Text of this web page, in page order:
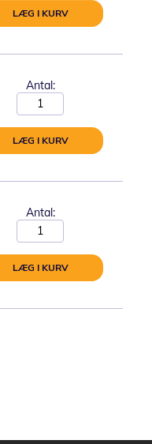
LÆG I KURV
Antal:
LÆG I KURV
Antal:
LÆG I KURV